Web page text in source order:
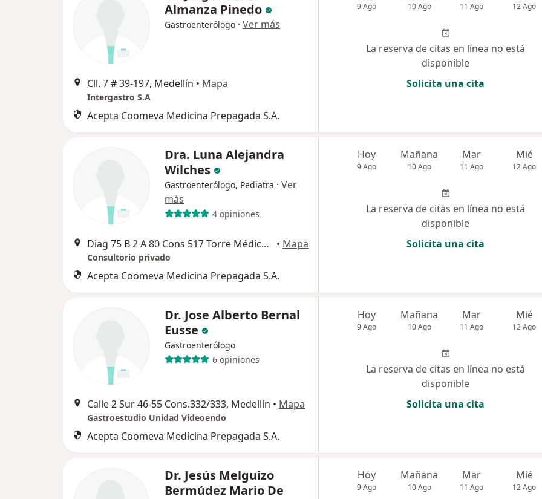
Almanza Pinedo
Gastroenterólogo · Ver más
Cll. 7 # 39-197, Medellín • Mapa
Intergastro S.A
Acepta Coomeva Medicina Prepagada S.A.
9 Ago 10 Ago 11 Ago 12 Ago
La reserva de citas en línea no está
disponible
Solicita una cita
Dra. Luna Alejandra
Wilches
Gastroenterólogo, Pediatra · Ver
más
4 opiniones
Diag 75 B 2 A 80 Cons 517 Torre Médica Las Américas, Medellín • Mapa
Consultorio privado
Acepta Coomeva Medicina Prepagada S.A.
Hoy
9 Ago
Mañana
10 Ago
Mar
11 Ago
Mié
12 Ago
La reserva de citas en línea no está
disponible
Solicita una cita
Dr. Jose Alberto Bernal
Eusse
Gastroenterólogo
6 opiniones
Calle 2 Sur 46-55 Cons.332/333, Medellín • Mapa
Gastroestudio Unidad Videoendo
Acepta Coomeva Medicina Prepagada S.A.
Hoy
9 Ago
Mañana
10 Ago
Mar
11 Ago
Mié
12 Ago
La reserva de citas en línea no está
disponible
Solicita una cita
Dr. Jesús Melguizo
Bermúdez Mario De
Hoy
9 Ago
Mañana
10 Ago
Mar
11 Ago
Mié
12 Ago